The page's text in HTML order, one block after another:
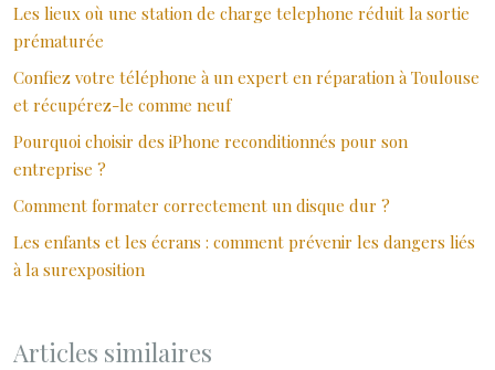
Les lieux où une station de charge telephone réduit la sortie
prématurée
Confiez votre téléphone à un expert en réparation à Toulouse
et récupérez-le comme neuf
Pourquoi choisir des iPhone reconditionnés pour son
entreprise ?
Comment formater correctement un disque dur ?
Les enfants et les écrans : comment prévenir les dangers liés
à la surexposition
Articles similaires